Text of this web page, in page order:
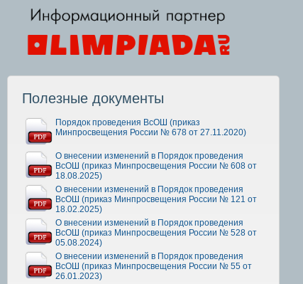
Полезные документы
Порядок проведения ВсОШ (приказ
Минпросвещения России № 678 от 27.11.2020)
О внесении изменений в Порядок проведения
ВсОШ (приказ Минпросвещения России № 608 от
18.08.2025)
О внесении изменений в Порядок проведения
ВсОШ (приказ Минпросвещения России № 121 от
18.02.2025)
О внесении изменений в Порядок проведения
ВсОШ (приказ Минпросвещения России № 528 от
05.08.2024)
О внесении изменений в Порядок проведения
ВсОШ (приказ Минпросвещения России № 55 от
26.01.2023)